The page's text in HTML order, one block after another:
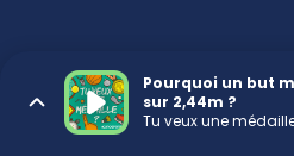
Pourquoi un but
sur 2,44m ?
Tu veux une